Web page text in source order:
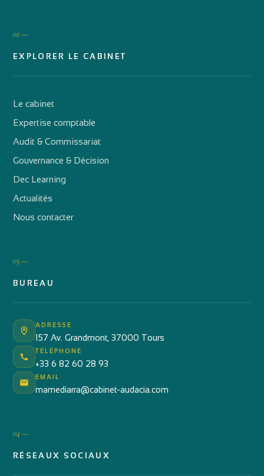
02 —
EXPLORER LE CABINET
Le cabinet
Expertise comptable
Audit & Commissariat
Gouvernance & Décision
Dec Learning
Actualités
Nous contacter
03 —
BUREAU
ADRESSE
157 Av. Grandmont, 37000 Tours
TÉLÉPHONE
+33 6 82 60 28 93
EMAIL
mamediarra@cabinet-audacia.com
04 —
RÉSEAUX SOCIAUX